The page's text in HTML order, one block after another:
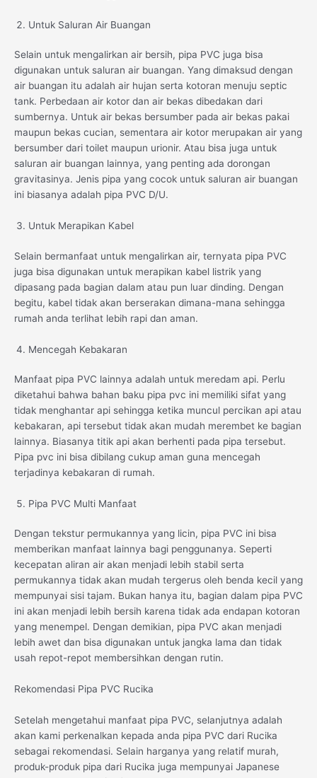
Untuk Saluran Air Buangan
Selain untuk mengalirkan air bersih, pipa PVC juga bisa
digunakan untuk saluran air buangan. Yang dimaksud dengan
air buangan itu adalah air hujan serta kotoran menuju septic
tank. Perbedaan air kotor dan air bekas dibedakan dari
sumbernya. Untuk air bekas bersumber pada air bekas pakai
maupun bekas cucian, sementara air kotor merupakan air yang
bersumber dari toilet maupun urionir. Atau bisa juga untuk
saluran air buangan lainnya, yang penting ada dorongan
gravitasinya. Jenis pipa yang cocok untuk saluran air buangan
ini biasanya adalah pipa PVC D/U.
Untuk Merapikan Kabel
Selain bermanfaat untuk mengalirkan air, ternyata pipa PVC
juga bisa digunakan untuk merapikan kabel listrik yang
dipasang pada bagian dalam atau pun luar dinding. Dengan
begitu, kabel tidak akan berserakan dimana-mana sehingga
rumah anda terlihat lebih rapi dan aman.
Mencegah Kebakaran
Manfaat pipa PVC lainnya adalah untuk meredam api. Perlu
diketahui bahwa bahan baku pipa pvc ini memiliki sifat yang
tidak menghantar api sehingga ketika muncul percikan api atau
kebakaran, api tersebut tidak akan mudah merembet ke bagian
lainnya. Biasanya titik api akan berhenti pada pipa tersebut.
Pipa pvc ini bisa dibilang cukup aman guna mencegah
terjadinya kebakaran di rumah.
Pipa PVC Multi Manfaat
Dengan tekstur permukannya yang licin, pipa PVC ini bisa
memberikan manfaat lainnya bagi penggunanya. Seperti
kecepatan aliran air akan menjadi lebih stabil serta
permukannya tidak akan mudah tergerus oleh benda kecil yang
mempunyai sisi tajam. Bukan hanya itu, bagian dalam pipa PVC
ini akan menjadi lebih bersih karena tidak ada endapan kotoran
yang menempel. Dengan demikian, pipa PVC akan menjadi
lebih awet dan bisa digunakan untuk jangka lama dan tidak
usah repot-repot membersihkan dengan rutin.
Rekomendasi Pipa PVC Rucika
Setelah mengetahui manfaat pipa PVC, selanjutnya adalah
akan kami perkenalkan kepada anda pipa PVC dari Rucika
sebagai rekomendasi. Selain harganya yang relatif murah,
produk-produk pipa dari Rucika juga mempunyai Japanese